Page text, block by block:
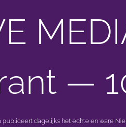
—
publiceert dagelijks het èchte en ware